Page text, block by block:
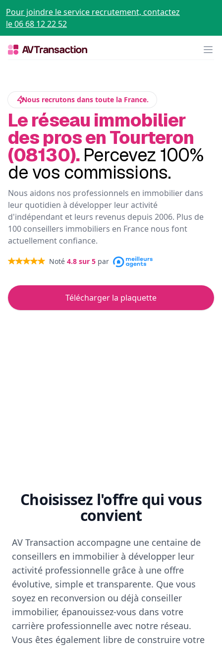
Pour joindre le service recrutement, contactez
le 06 68 12 22 52
Nous recrutons dans toute la France.
Le réseau immobilier
des pros en Tourteron
(08130). Percevez 100%
de vos commissions.
Nous aidons nos professionnels en immobilier dans
leur quotidien à développer leur activité
d'indépendant et leurs revenus depuis 2006. Plus de
100 conseillers immobiliers en France nous font
actuellement confiance.
Noté 4.8 sur 5 par
Télécharger la plaquette
Choisissez l'offre qui vous
convient
AV Transaction accompagne une centaine de
conseillers en immobilier à développer leur
activité professionnelle grâce à une offre
évolutive, simple et transparente. Que vous
soyez en reconversion ou déjà conseiller
immobilier, épanouissez-vous dans votre
carrière professionnelle avec notre réseau.
Vous êtes également libre de construire votre